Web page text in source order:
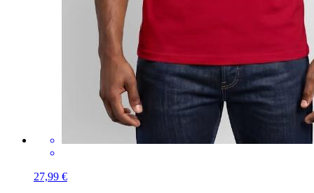
27,99 €